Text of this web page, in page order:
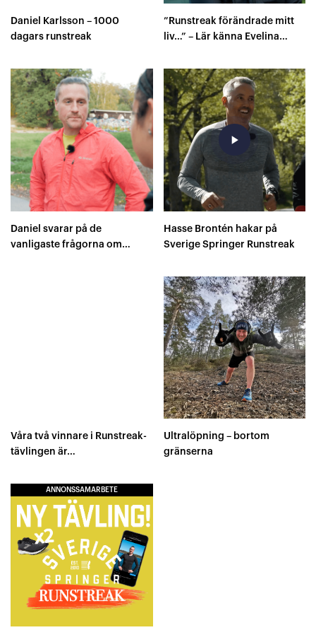
Daniel Karlsson – 1000
dagars runstreak
”Runstreak förändrade mitt
liv…” – Lär känna Evelina
Daniel svarar på de
vanligaste frågorna om
play_arrow
Hasse Brontén hakar på
Sverige Springer Runstreak
Våra två vinnare i Runstreak-
tävlingen är…
Ultralöpning – bortom
gränserna
ANNONSSAMARBETE